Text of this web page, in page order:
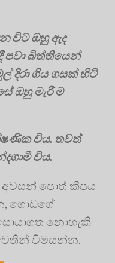
විට ඔහු ඇද
පවා බිත්තියෙන්
දිරා ගිය ගසක් හිටි
ඔහු මැරී ම
විය. තවත්
විය.
අවසන් පොත් කීපය
ගොඩගේ
නොහැකි
විමසන්න.